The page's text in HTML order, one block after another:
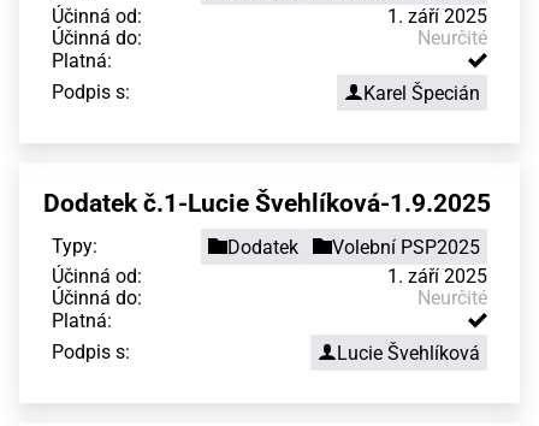
Účinná od:
1. září 2025
Účinná do:
Neurčité
Platná:
Podpis s:
Karel Špecián
Dodatek č.1-Lucie Švehlíková-1.9.2025
Typy: Dodatek
Volební PSP2025
Účinná od:
1. září 2025
Účinná do:
Neurčité
Platná:
Podpis s:
Lucie Švehlíková